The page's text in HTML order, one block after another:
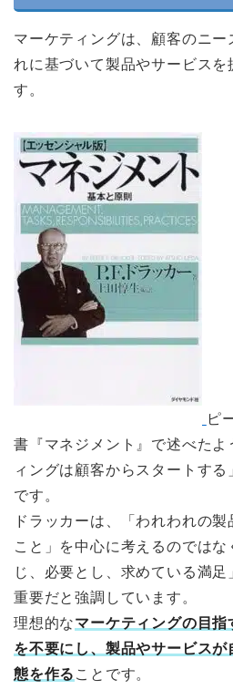
マーケティングは、顧客のニー
れに基づいて製品やサービス
す。
ピ
書『マネジメント』で述べたよ
ィングは顧客からスタートす
です。
ドラッカーは、「われわれの
こと」を中心に考えるのでは
じ、必要とし、求めている満
重要だと強調しています。
理想的なマーケティングの目
を不要にし、製品やサービス
態を作る ことです。